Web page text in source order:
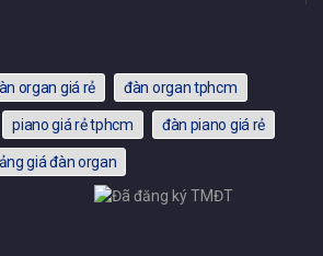
organ giá rẻ đàn organ tphcm
piano giá rẻ tphcm đàn piano giá rẻ
giá đàn organ